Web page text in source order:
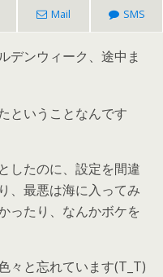
Mail SMS
デンウィーク、途中ま
ということなんです
したのに、設定を間違
、最悪は海に入ってみ
ったり、なんかボケを
々と忘れています(T_T)